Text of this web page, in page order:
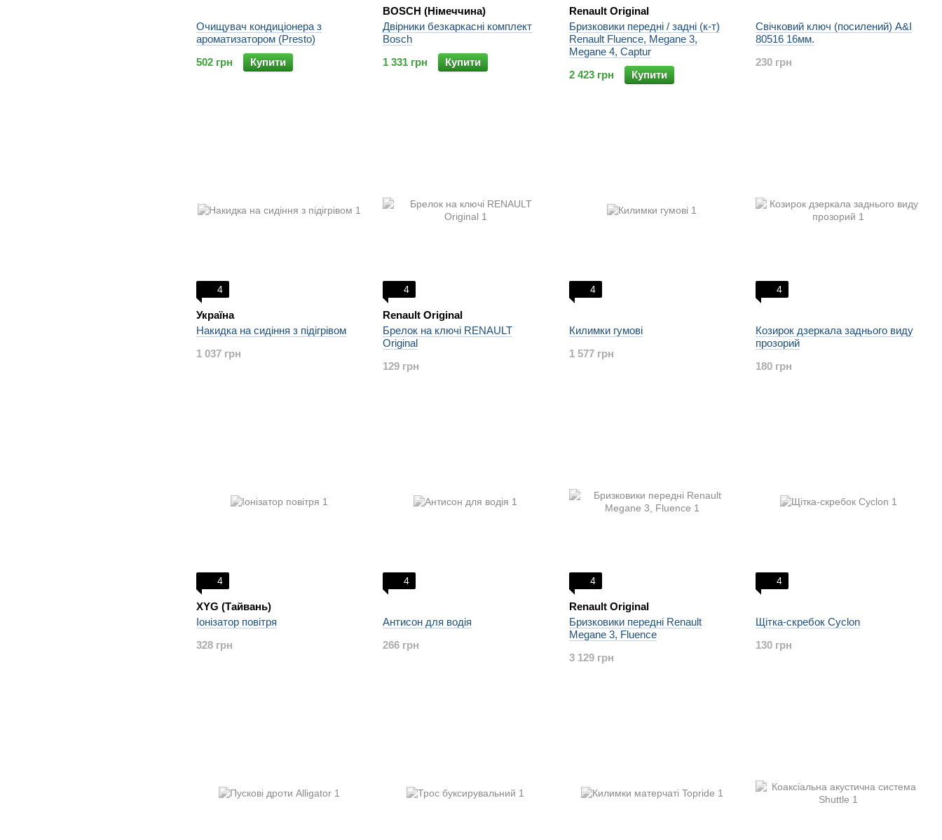
Очищувач кондиціонера з
ароматизатором (Presto)
502 грн
Купити
BOSCH (Німеччина)
Двірники безкаркасні комплект
Bosch
1 331 грн
Купити
Renault Original
Бризковики передні / задні (к-т)
Renault Fluence, Megane 3,
Megane 4, Captur
2 423 грн
Купити
Свічковий ключ (посилений) A&I
80516 16мм.
230 грн
4
Україна
Накидка на сидіння з підігрівом
1 037 грн
4
Renault Original
Брелок на ключі RENAULT
Original
129 грн
4
Килимки гумові
1 577 грн
4
Козирок дзеркала заднього виду
прозорий
180 грн
4
XYG (Тайвань)
Іонізатор повітря
328 грн
4
Антисон для водія
266 грн
4
Renault Original
Бризковики передні Renault
Megane 3, Fluence
3 129 грн
4
Щітка-скребок Cyclon
130 грн